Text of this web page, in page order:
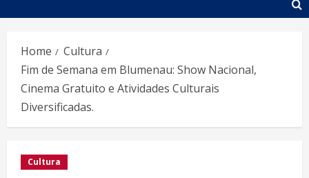
Home
Cultura
Fim de Semana em Blumenau: Show Nacional,
Cinema Gratuito e Atividades Culturais
Diversificadas.
Cultura